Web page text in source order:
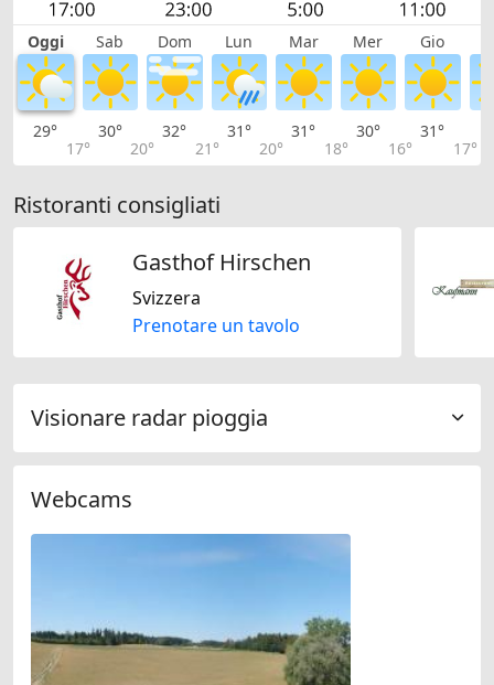
Oggi Sab Dom Lun Mar Mer Gio
29°
17°
30°
20°
32°
21°
31°
20°
31°
18°
30°
16°
31°
17°
Ristoranti consigliati
Gasthof Hirschen
Svizzera
Prenotare un tavolo
Visionare radar pioggia
Webcams